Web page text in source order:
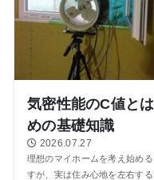
気密性能のC値と
めの基礎知識
2026.07.27
理想のマイホームを考え始め
すが、実は住み心地を左右す